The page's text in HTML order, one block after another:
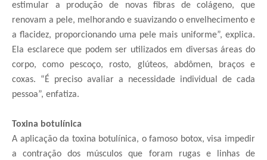
estimular a produção de novas fibras de colágeno, que
renovam a pele, melhorando e suavizando o envelhecimento e
a flacidez, proporcionando uma pele mais uniforme”, explica.
Ela esclarece que podem ser utilizados em diversas áreas do
corpo, como pescoço, rosto, glúteos, abdômen, braços e
coxas. “É preciso avaliar a necessidade individual de cada
pessoa”, enfatiza.
Toxina botulínica
A aplicação da toxina botulínica, o famoso botox, visa impedir
a contração dos músculos que foram rugas e linhas de